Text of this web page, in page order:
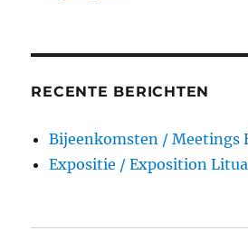
RECENTE BERICHTEN
Bijeenkomsten / Meetings
Expositie / Exposition